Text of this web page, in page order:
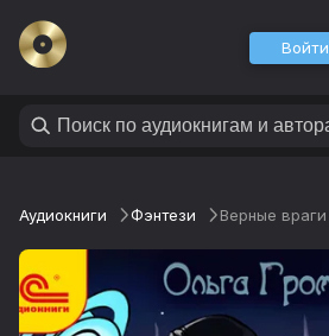
Войти
Аудиокниги Фэнтези Верные враги